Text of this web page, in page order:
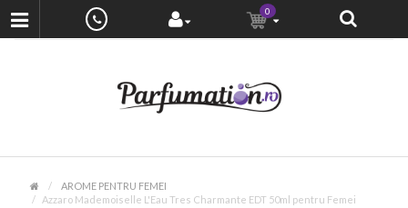
0
AROME PENTRU FEMEI
Azzaro Mademoiselle L'Eau Tres Charmante EDT 50ml pentru Femei